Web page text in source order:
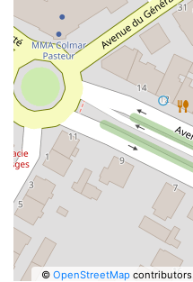
© OpenStreetMapcontributors.